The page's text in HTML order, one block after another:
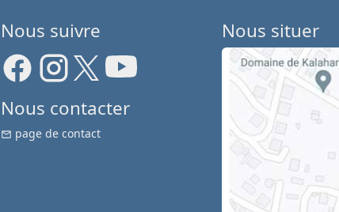
Nous suivre
Nous contacter
page de contact
Nous situer